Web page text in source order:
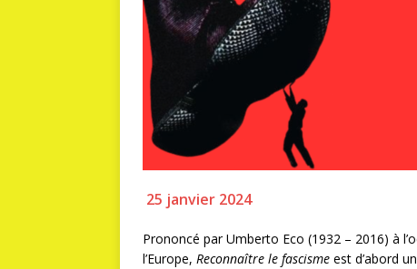
25 janvier 2024
Prononcé par Umberto Eco (1932 – 2016) à
l’Europe, Reconnaître le fascisme est d’abord